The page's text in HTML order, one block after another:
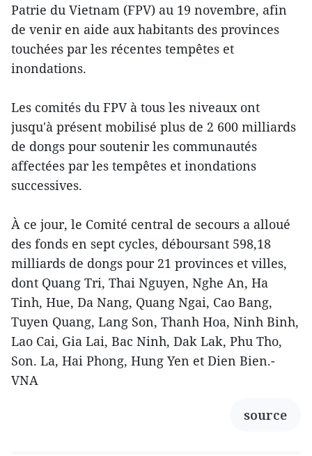
Patrie du Vietnam (FPV) au 19 novembre, afin
de venir en aide aux habitants des provinces
touchées par les récentes tempêtes et
inondations.
Les comités du FPV à tous les niveaux ont
jusqu'à présent mobilisé plus de 2 600 milliards
de dongs pour soutenir les communautés
affectées par les tempêtes et inondations
successives.
À ce jour, le Comité central de secours a alloué
des fonds en sept cycles, déboursant 598,18
milliards de dongs pour 21 provinces et villes,
dont Quang Tri, Thai Nguyen, Nghe An, Ha
Tinh, Hue, Da Nang, Quang Ngai, Cao Bang,
Tuyen Quang, Lang Son, Thanh Hoa, Ninh Binh,
Lao Cai, Gia Lai, Bac Ninh, Dak Lak, Phu Tho,
Son. La, Hai Phong, Hung Yen et Dien Bien.-
VNA
source